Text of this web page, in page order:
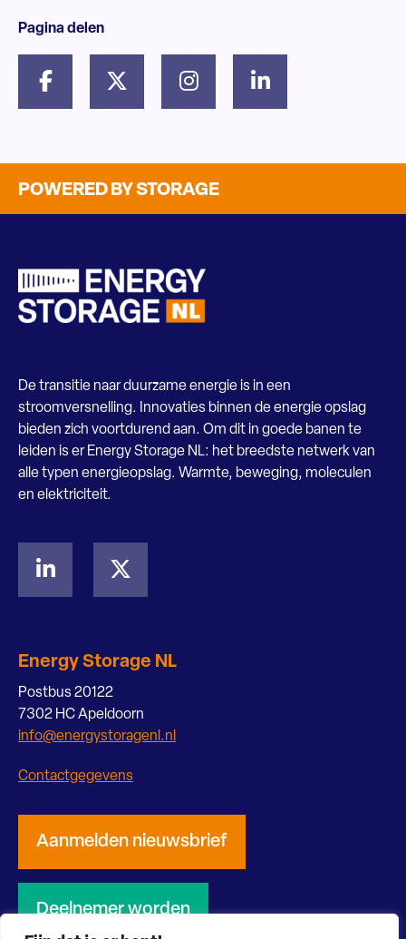
Pagina delen
POWERED BY STORAGE
De transitie naar duurzame energie is in een
stroomversnelling. Innovaties binnen de energie opslag
bieden zich voortdurend aan. Om dit in goede banen te
leiden is er Energy Storage NL: het breedste netwerk van
alle typen energieopslag. Warmte, beweging, moleculen
en elektriciteit.
Energy Storage NL
Postbus 20122
7302 HC Apeldoorn
info@energystoragenl.nl
Contactgegevens
Aanmelden nieuwsbrief
Deelnemer worden